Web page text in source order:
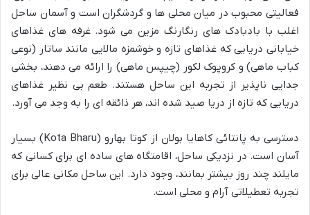
فعالیتی محبوب در میان محلی ها و گردشگران است و آسمان ساحل
اغلب با بادبادک های رنگارنگ مزین می شود. غرفه های غذاهای
خیابانی دریایی که غذاهای تازه و خوشمزه مالایی مانند ساتار (نوعی
کباب ماهی) و کروپوک لکور (چیپس ماهی) را ارائه می دهند، بخشی
جدایی ناپذیر از تجربه این ساحل هستند. طعم بی نظیر غذاهای
دریایی که تازه از دریا صید شده اند، هر ذائقه ای را به وجد می آورد.
دسترسی به پانتائی کاهایا بولان از کوتا بهارو (Kota Bharu) بسیار
آسان است. در نزدیکی ساحل، اقامتگاه های ساده ای برای کسانی که
مایلند چند روز بیشتر بمانند، وجود دارد. این ساحل مکانی عالی برای
تجربه تعطیلاتی آرام و محلی است.